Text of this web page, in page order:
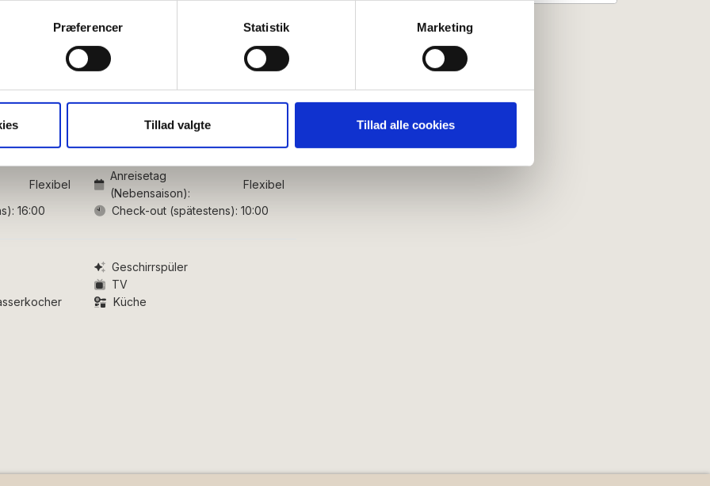
om din placering, der kan være nøjagtig inden for få meter
baseret på en scanning af dens unikke karakteristika (fingerprinting)
vores indhold og annoncer, til at vise dig funktioner til sociale medier og til at analysere
om din brug af vores hjemmeside med vores partnere inden for sociale medier,
Præferencer Statistik Marketing
Tillad valgte Tillad alle cookies
44 und 50 m2 groß.
Flexibel
Anreisetag
(Nebensaison):
Flexibel
16:00 Check-out (spätestens): 10:00
Geschirrspüler
TV
Küche